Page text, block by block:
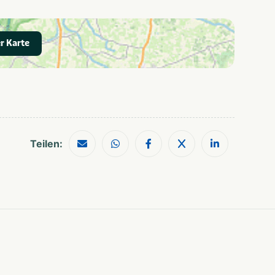
Shoppen
Zee/strand
Wandelroutes
Watersport
voorzieningen
Karte
Teilen: